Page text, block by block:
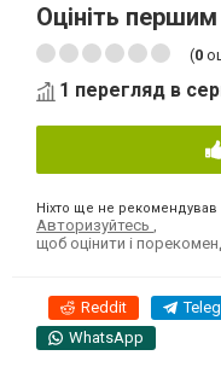
Оцініть першим
(0
1 перегляд в
Ніхто ще не рекомендував
Авторизуйтесь ,
щоб оцінити і
Reddit
WhatsApp